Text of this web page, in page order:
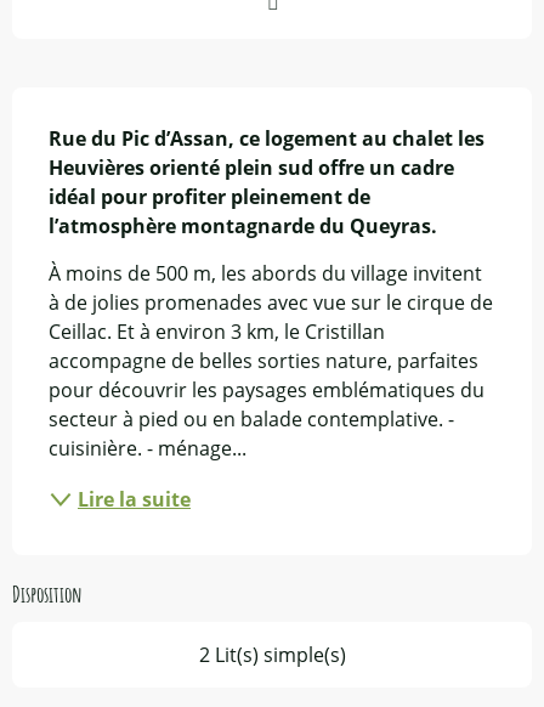
Rue du Pic d’Assan, ce logement au chalet les
Heuvières orienté plein sud offre un cadre
idéal pour profiter pleinement de
l’atmosphère montagnarde du Queyras.
À moins de 500 m, les abords du village invitent
à de jolies promenades avec vue sur le cirque de
Ceillac. Et à environ 3 km, le Cristillan
accompagne de belles sorties nature, parfaites
pour découvrir les paysages emblématiques du
secteur à pied ou en balade contemplative. -
cuisinière. - ménage...
Lire la suite
Disposition
2 Lit(s) simple(s)